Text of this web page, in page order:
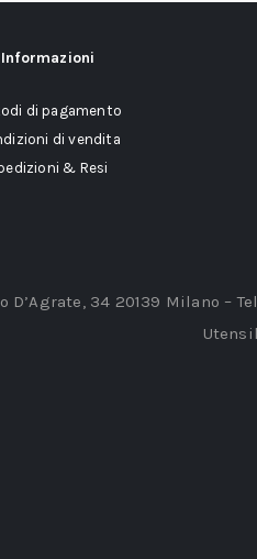
Informazioni
di pagamento
di vendita
& Resi
D’Agrate, 34 20139 Milano –